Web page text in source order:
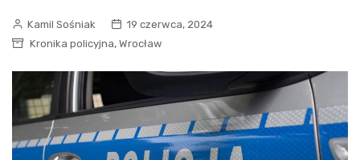
Kamil Sośniak
19 czerwca, 2024
Kronika policyjna, Wrocław